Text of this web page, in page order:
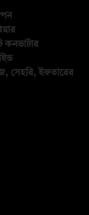
কনভার্টার
সেহরি, ইফতারের